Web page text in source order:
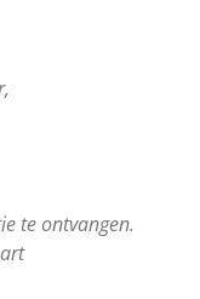
te ontvangen.